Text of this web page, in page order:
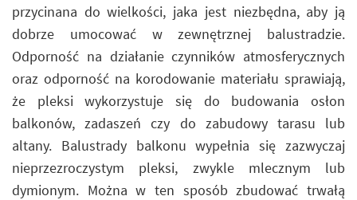
przycinana do wielkości, jaka jest niezbędna, aby ją
dobrze umocować w zewnętrznej balustradzie.
Odporność na działanie czynników atmosferycznych
oraz odporność na korodowanie materiału sprawiają,
że pleksi wykorzystuje się do budowania osłon
balkonów, zadaszeń czy do zabudowy tarasu lub
altany. Balustrady balkonu wypełnia się zazwyczaj
nieprzezroczystym pleksi, zwykle mlecznym lub
dymionym. Można w ten sposób zbudować trwałą